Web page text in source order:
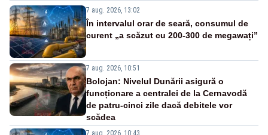
7 aug. 2026, 13:02
În intervalul orar de seară, consumul de
curent „a scăzut cu 200-300 de megawați”
7 aug. 2026, 10:51
Bolojan: Nivelul Dunării asigură o
funcționare a centralei de la Cernavodă
de patru-cinci zile dacă debitele vor
scădea
7 aug. 2026, 10:43